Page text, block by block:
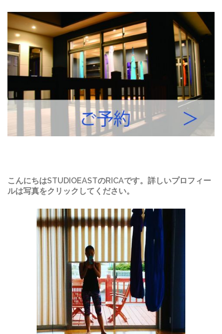
こんにちはSTUDIOEASTのRICAです。詳しいプロフィー
ルは写真をクリックしてください。